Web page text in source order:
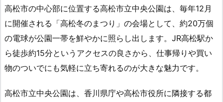
高松市の中心部に位置する高松市立中央公園は、毎年12月
に開催される「高松冬のまつり」の会場として、約20万個
の電球が公園一帯を鮮やかに照らし出します。JR高松駅か
ら徒歩約15分というアクセスの良さから、仕事帰りや買い
物のついでにも気軽に立ち寄れるのが大きな魅力です。
高松市立中央公園は、香川県庁や高松市役所に隣接する都